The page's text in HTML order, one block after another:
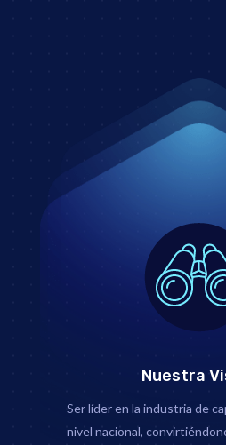
Nuestra
Ser líder en la industria de
nivel nacional,